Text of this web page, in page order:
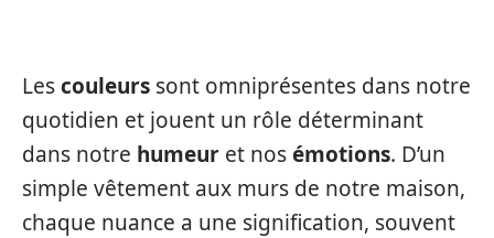
Lescouleurs sont omniprésentes dans notre
quotidien et jouent un rôle déterminant
dans notre humeur et nosémotions. D’un
simple vêtement aux murs de notre maison,
chaque nuance a une signification, souvent